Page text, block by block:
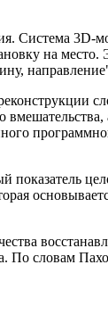
3D-
на
словам